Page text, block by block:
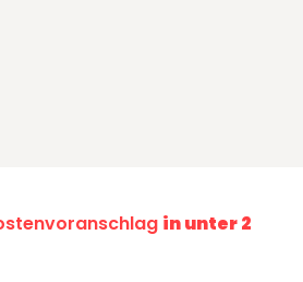
in unter 2